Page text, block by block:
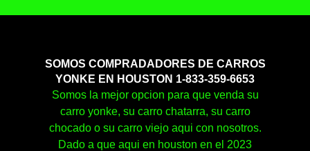
SOMOS COMPRADADORES DE CARROS
YONKE EN HOUSTON 1-833-359-6653
Somos la mejor opcion para que venda su
carro yonke, su carro chatarra, su carro
chocado o su carro viejo aqui con nosotros.
Dado a que aqui en houston en el 2023